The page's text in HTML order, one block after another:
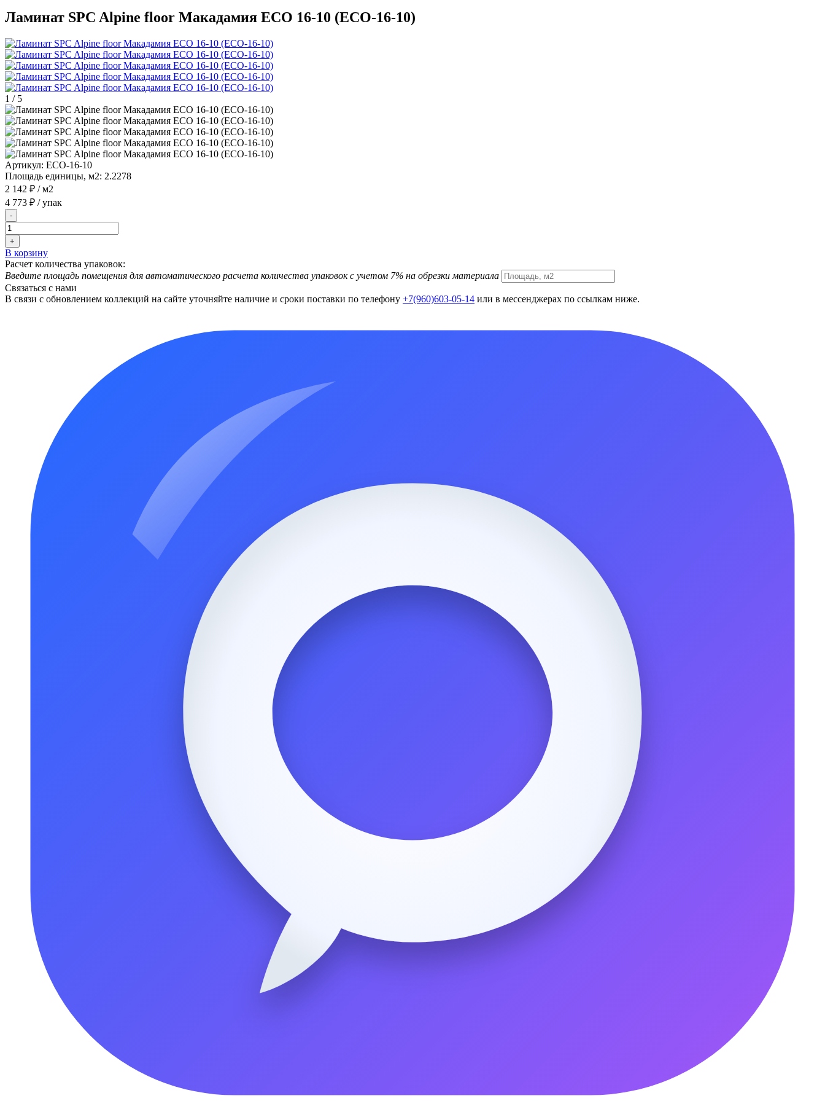
Ламинат SPC Alpine floor Макадамия ECO 16-10 (ECO-16-10)
1 / 5
Артикул: ECO-16-10
Площадь единицы, м2: 2.2278
2 142 ₽ / м2
4 773 ₽ / упак
-
+
В корзину
Расчет количества упаковок:
Введите площадь помещения для автоматического расчета количества упаковок с учетом 7% на обрезки материала
Связаться с нами
В связи с обновлением коллекций на сайте уточняйте наличие и сроки поставки по телефону +7(960)603-05-14 или в мессенджерах по ссылкам ниже.